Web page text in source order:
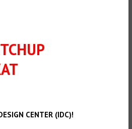
CENTER (IDC)!